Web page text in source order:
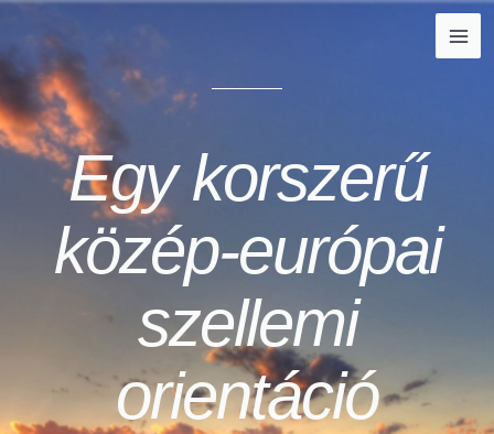
Egy korszerű
közép-európai
szellemi
orientáció